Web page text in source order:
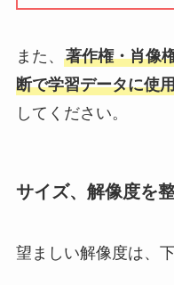
また、 著作権・肖像
断で学習データに使
してください。
サイズ、解像度を
望ましい解像度は、